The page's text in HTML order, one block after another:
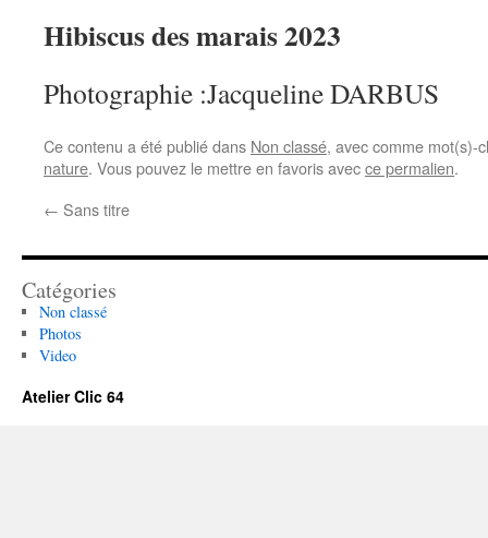
Hibiscusdesmarais2023
Photographie :Jacqueline DARBUS
Ce contenu a été publié dans Non classé, avec comme mot(s)-
nature. Vous pouvez le mettre en favoris avecce permalien.
← Sans titre
Catégories
Non classé
Photos
Video
Atelier Clic 64